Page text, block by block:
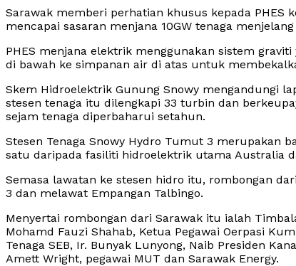
Sarawak memberi perhatian khusus kepada PHES
mencapai sasaran menjana 10GW tenaga menjelang
PHES menjana elektrik menggunakan sistem
di bawah ke simpanan air di atas untuk
Skem Hidroelektrik Gunung Snowy mengandungi
stesen tenaga itu dilengkapi 33 turbin dan
sejam tenaga diperbaharui setahun.
Stesen Tenaga Snowy Hydro Tumut 3 merupakan
satu daripada fasiliti hidroelektrik utama Australia
Semasa lawatan ke stesen hidro itu, rombongan
3 dan melawat Empangan Talbingo.
Menyertai rombongan dari Sarawak itu ialah
Mohamd Fauzi Shahab, Ketua Pegawai Oerpasi
Tenaga SEB, Ir. Bunyak Lunyong, Naib Presiden
Amett Wright, pegawai MUT dan Sarawak Energy.